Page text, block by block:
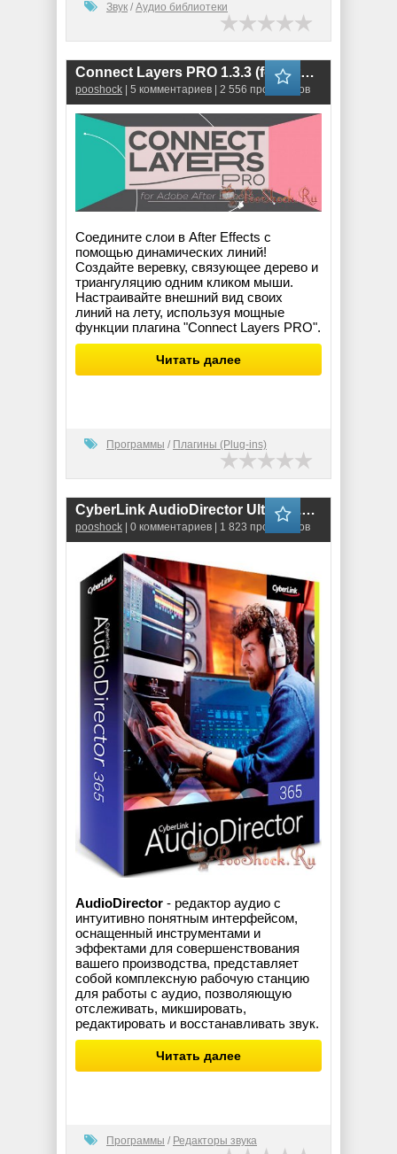
Звук / Аудио библиотеки
Connect Layers PRO 1.3.3 (for After Effects)
pooshock | 5 комментариев | 2 556 просмотров
Соедините слои в After Effects с
помощью динамических линий!
Создайте веревку, связующее дерево и
триангуляцию одним кликом мыши.
Настраивайте внешний вид своих
линий на лету, используя мощные
функции плагина "Connect Layers PRO".
Читать далее
Программы / Плагины (Plug-ins)
CyberLink AudioDirector Ultra 14.0.3325.0 RUS
pooshock | 0 комментариев | 1 823 просмотров
AudioDirector - редактор аудио с
интуитивно понятным интерфейсом,
оснащенный инструментами и
эффектами для совершенствования
вашего производства, представляет
собой комплексную рабочую станцию
для работы с аудио, позволяющую
отслеживать, микшировать,
редактировать и восстанавливать звук.
Читать далее
Программы / Редакторы звука